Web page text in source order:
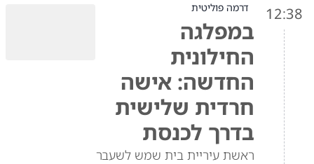
12:38 דרמה פוליטית
במפלגה
החילונית
החדשה: אישה
חרדית שלישית
בדרך לכנסת
ראשת עיריית בית שמש לשעבר